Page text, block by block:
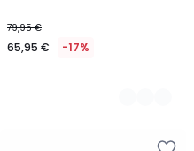
79,95 €
65,95 € -17%